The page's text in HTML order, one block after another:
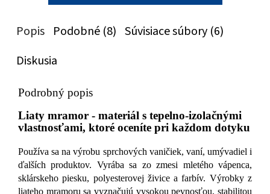
Popis Podobné (8) Súvisiace súbory (6)
Diskusia
Podrobný popis
Liaty mramor - materiál s tepelno-izolačnými
vlastnosťami, ktoré oceníte pri každom dotyku
Používa sa na výrobu sprchových vaničiek, vaní, umývadiel i
ďalších produktov. Vyrába sa zo zmesi mletého vápenca,
sklárskeho piesku, polyesterovej živice a farbív. Výrobky z
liateho mramoru sa vyznačujú vysokou pevnosťou, stabilitou